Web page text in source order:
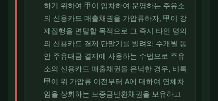
하기 위하여 甲이 임차하여 운영하는 주유소
의 신용카드 매출채권을 가압류하자, 甲이 강
제집행을 면탈할 목적으로 그 즉시 타인 명의
의 신용카드 결제 단말기를 빌려와 수개월 동
안 주유대금 결제에 사용하는 수법으로 주유
소의 신용카드 매출채권을 은닉한 경우, 비록
甲이 위 가압류 이전부터 A에 대하여 연체차
임을 상회하는 보증금반환채권을 보유하고